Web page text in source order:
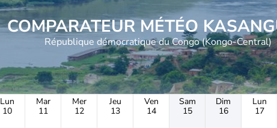
COMPARATEUR MÉTÉO
République démocratique du Congo (Kongo-Central)
Lun
10
Mar
11
Mer
12
Jeu
13
Ven
14
Sam
15
Dim
16
Lun
17